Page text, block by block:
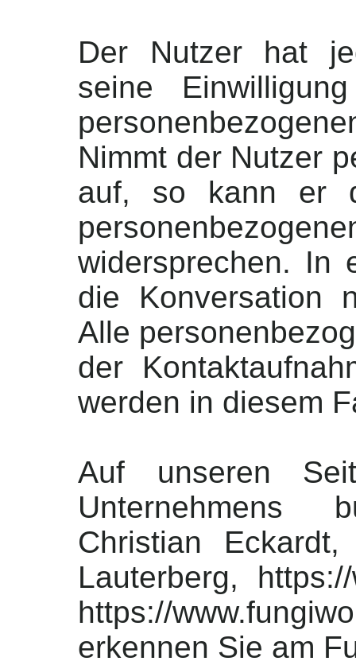
Der Nutzer hat
seine
Nimmt der Nutzer
auf, so kann er
widersprechen. In
die Konversation
Alle
der
werden in diesem
Auf unseren
Unternehmens
Christian
Lauterberg,
https://
erkennen Sie am